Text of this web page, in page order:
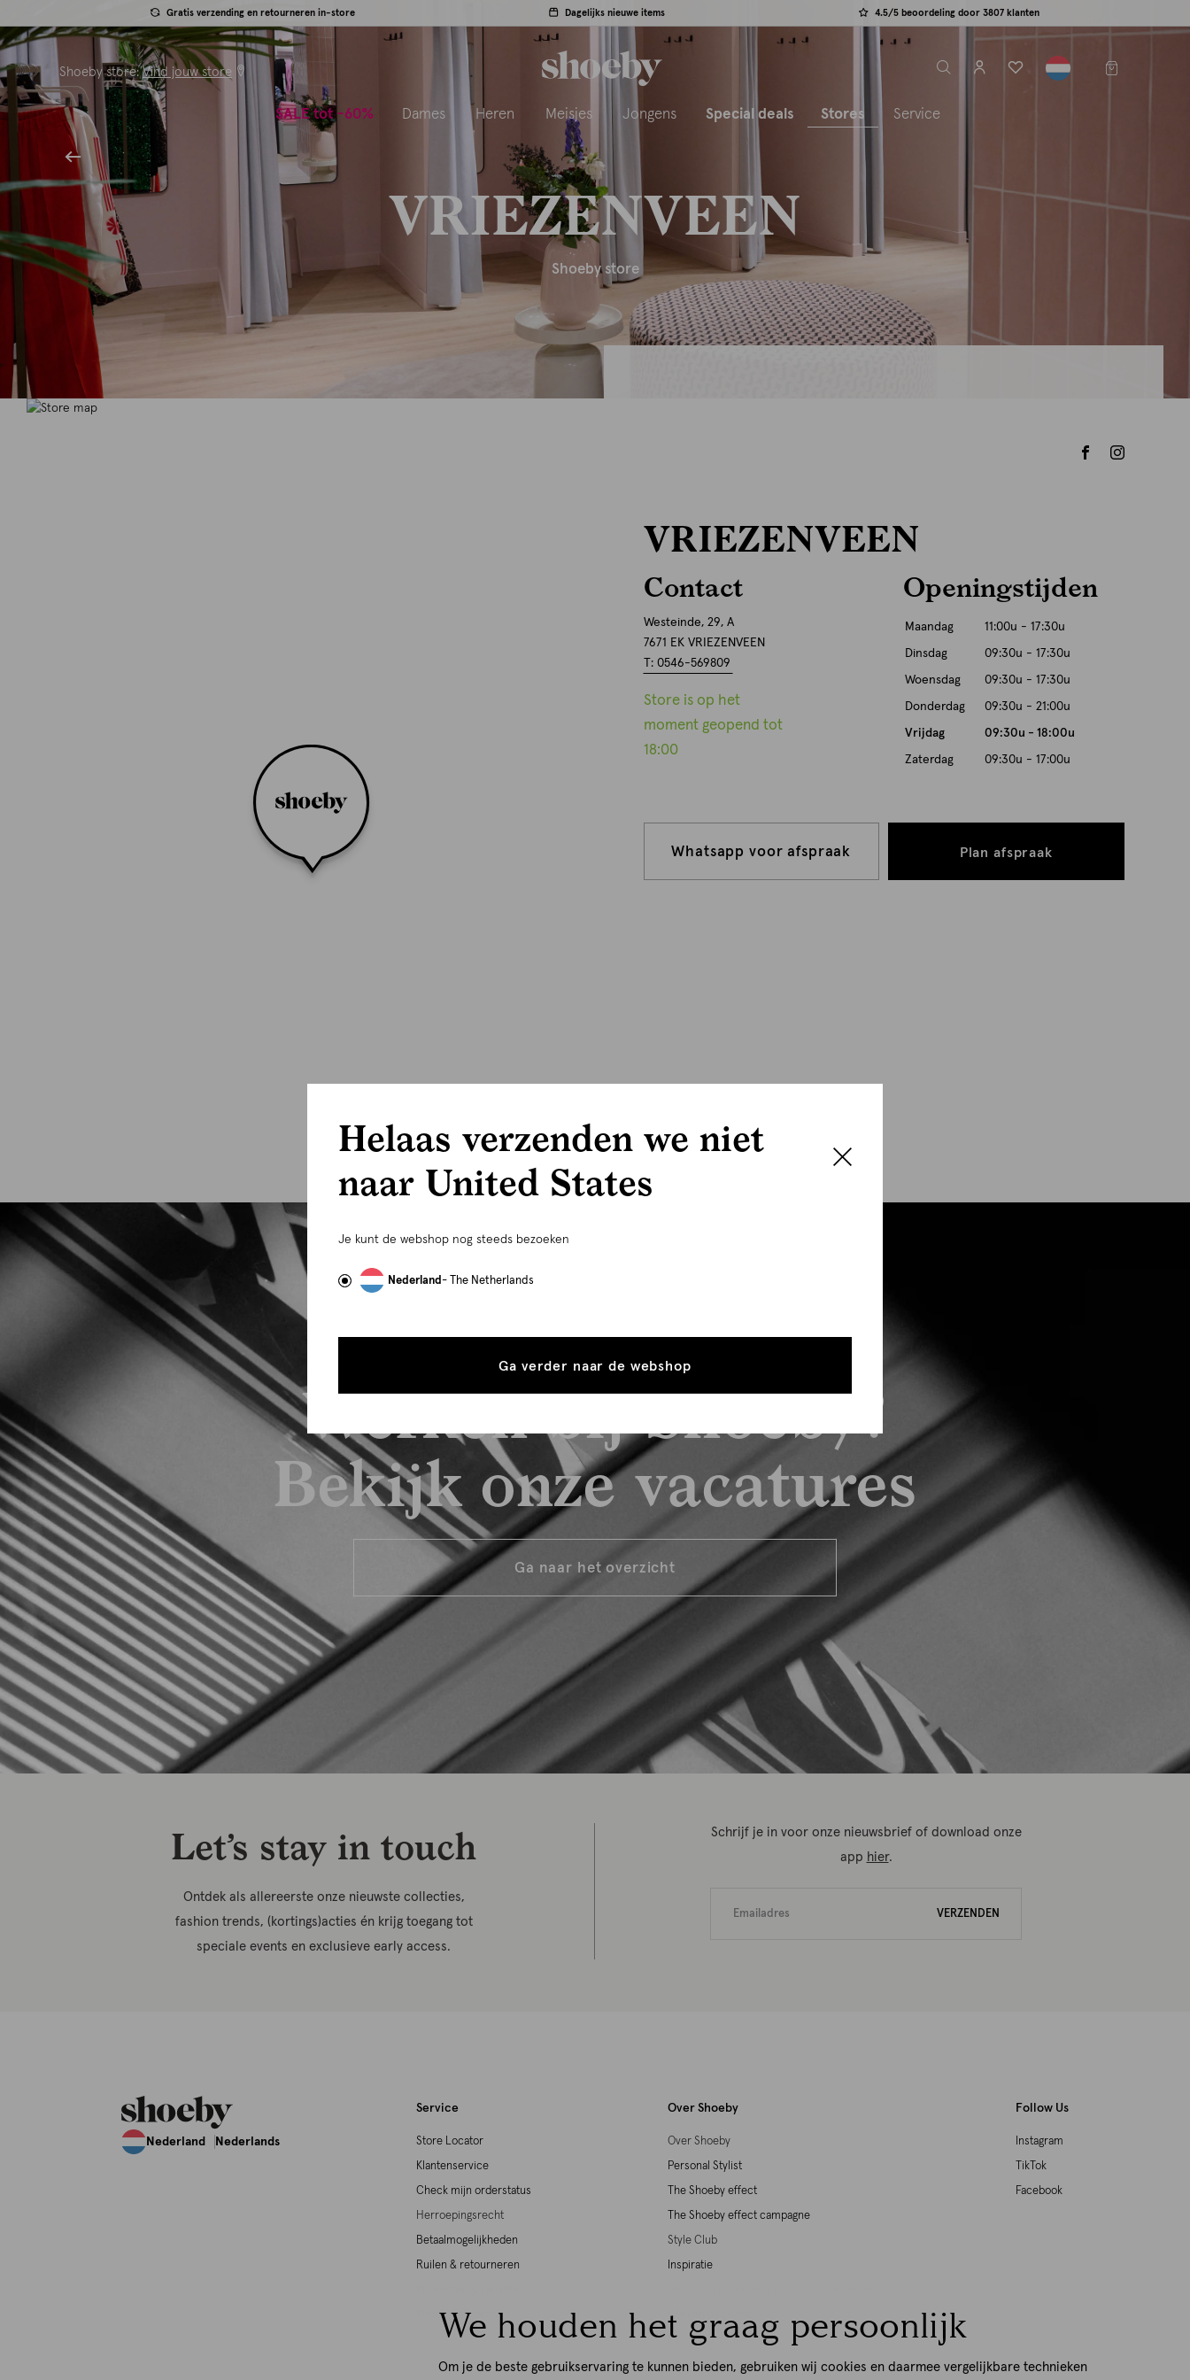
We houden het graag persoonlijk
Om je de beste gebruikservaring te kunnen bieden, gebruiken wij cookies en daarmee vergelijkbare technieken
Gratis verzending en retourneren in-store Dagelijks nieuwe items 4.5/5 beoordeling door 3807 klanten
Shoeby store:Vind jouw store
label.header.toggle
SALE tot -60% Dames Heren Meisjes Jongens Special deals Stores Service
VRIEZENVEEN
Shoeby store
VRIEZENVEEN
Contact
Westeinde, 29, A
7671 EK VRIEZENVEEN
T: 0546-569809
Store is op het
moment geopend tot
18:00
Whatsapp voor afspraak Plan afspraak
Openingstijden
Maandag 11:00u - 17:30u
Dinsdag 09:30u - 17:30u
Woensdag 09:30u - 17:30u
Donderdag 09:30u - 21:00u
Vrijdag 09:30u - 18:00u
Zaterdag 09:30u - 17:00u
Werken bij Shoeby?
Bekijk onze vacatures
Ga naar het overzicht
Let’s stay in touch
Ontdek als allereerste onze nieuwste collecties,
fashion trends, (kortings)acties én krijg toegang tot
speciale events en exclusieve early access.
Schrijf je in voor onze nieuwsbrief of download onze
app hier.
VERZENDEN
Nederland Nederlands
Service
Store Locator
Klantenservice
Check mijn orderstatus
Herroepingsrecht
Betaalmogelijkheden
Ruilen & retourneren
Shoeby giftcards
Over Shoeby
Over Shoeby
Personal Stylist
The Shoeby effect
The Shoeby effect campagne
Style Club
Inspiratie
Werken bij Shoeby
Download de iOS App
Download de Android App
Follow Us
Instagram
TikTok
Facebook
Helaas verzenden we niet
naar United States
Je kunt de webshop nog steeds bezoeken
Nederland- The Netherlands
Ga verder naar de webshop